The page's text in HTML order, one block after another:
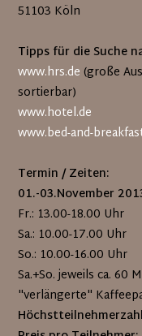
51103 Köln
Tipps für die Suche
www.hrs.de (große
sortierbar)
www.hotel.de
www.bed-and-
Termin / Zeiten:
01.-03.November
Fr.: 13.00-18.00 Uhr
Sa.: 10.00-17.00 Uhr
So.: 10.00-16.00 Uhr
Sa.+So. jeweils ca. 60
"verlängerte"